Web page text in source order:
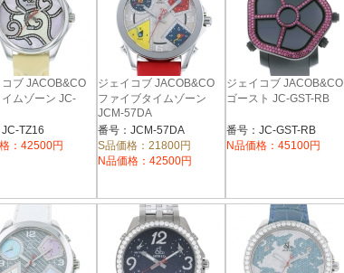
ブ JACOB&CO
イムゾーン JC-
TZ16
：42500円
ジェイコブ JACOB&CO
ファイブタイムゾーン
JCM-57DA
番号：JCM-57DA
S品価格：21800円
N品価格：42500円
ジェイコブ JACOB&CO
ゴースト JC-GST-RB
番号：JC-GST-RB
N品価格：45100円